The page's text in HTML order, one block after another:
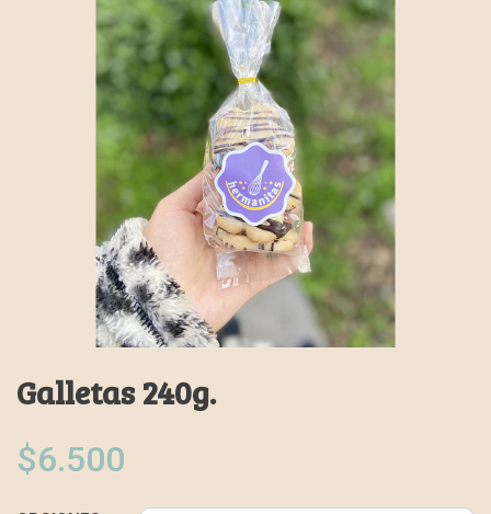
Galletas 240g.
$6.500